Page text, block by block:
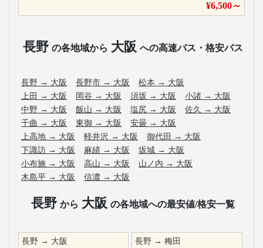
¥6,500～
長野 の各地域から 大阪 への高速バス・格安バス
長野 → 大阪 長野市 → 大阪 松本 → 大阪
上田 → 大阪 岡谷 → 大阪 須坂 → 大阪 小諸 → 大阪
中野 → 大阪 飯山 → 大阪 塩尻 → 大阪 佐久 → 大阪
千曲 → 大阪 東御 → 大阪 安曇 → 大阪
上高地 → 大阪 軽井沢 → 大阪 御代田 → 大阪
下諏訪 → 大阪 麻績 → 大阪 坂城 → 大阪
小布施 → 大阪 高山 → 大阪 山ノ内 → 大阪
木島平 → 大阪 信濃 → 大阪
長野 から 大阪 の各地域への最安値/格安一覧
長野 → 大阪 長野 →梅田